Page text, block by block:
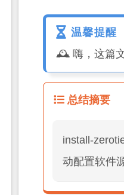
温馨提醒
🕰️ 嗨，这篇
总结摘要
install-
动配置软件